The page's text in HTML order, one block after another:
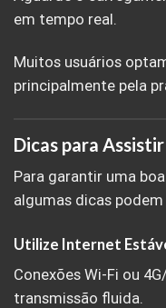
em tempo real.
Muitos usuários
principalmente pela
Dicas para
Para garantir uma
algumas dicas
Utilize Internet
Conexões Wi-Fi ou
transmissão fluida.